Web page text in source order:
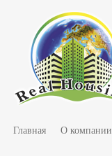
Главная О компании